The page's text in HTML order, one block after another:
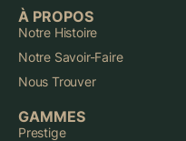
À PROPOS
Notre Histoire
Notre Savoir-Faire
Nous Trouver
GAMMES
Prestige